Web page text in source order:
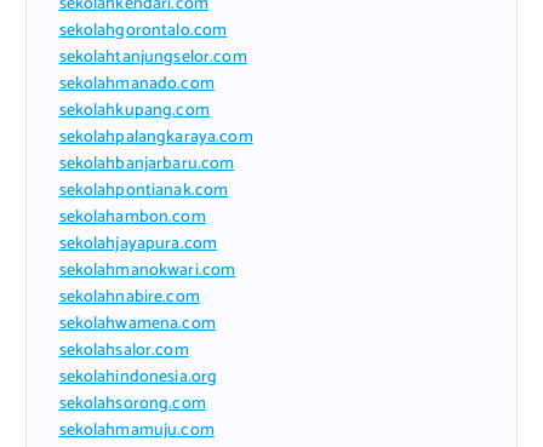
sekolahgorontalo.com
sekolahtanjungselor.com
sekolahmanado.com
sekolahkupang.com
sekolahpalangkaraya.com
sekolahbanjarbaru.com
sekolahpontianak.com
sekolahambon.com
sekolahjayapura.com
sekolahmanokwari.com
sekolahnabire.com
sekolahwamena.com
sekolahsalor.com
sekolahindonesia.org
sekolahsorong.com
sekolahmamuju.com